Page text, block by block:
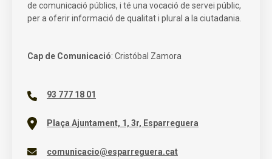
de comunicació públics, i té una vocació de servei públic,
per a oferir informació de qualitat i plural a la ciutadania.
Cap de Comunicació: Cristóbal Zamora
93 777 18 01
Plaça Ajuntament, 1, 3r, Esparreguera
comunicacio@esparreguera.cat